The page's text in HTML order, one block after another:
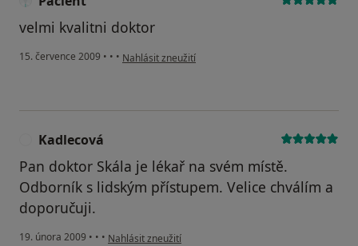
velmi kvalitni doktor
15. července 2009 • • • podle názoru uživatele Pacient
Nahlásit zneužití
Kadlecová
Pan doktor Skála je lékař na svém místě.
Odborník s lidským přístupem. Velice chválím a
doporučuji.
19. února 2009 • • • podle názoru uživatele Kadlecová
Nahlásit zneužití